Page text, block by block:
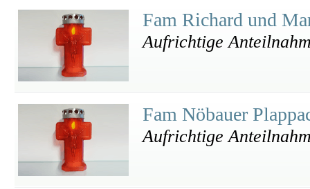
Fam Richard und
Aufrichtige
Fam Nöbauer
Aufrichtige